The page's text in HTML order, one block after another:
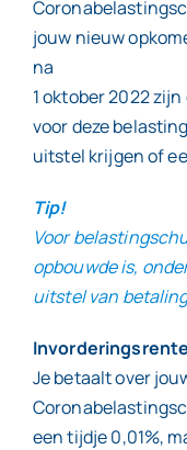
jouw nieuw
na
1 oktober 2022
voor deze
uitstel krijgen of
Tip!
Voor
opbouwde is,
uitstel van
Je betaalt over
een tijdje 0,01%,